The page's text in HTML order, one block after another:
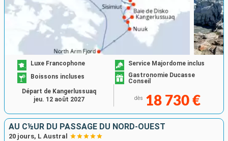
Luxe Francophone
Service Majordome inclus
Boissons incluses
Gastronomie Ducasse
Conseil
dès 18 730 €
Départ de Kangerlussuaq
jeu. 12 août 2027
AU C½UR DU PASSAGE DU NORD-OUEST
20 jours, L Austral